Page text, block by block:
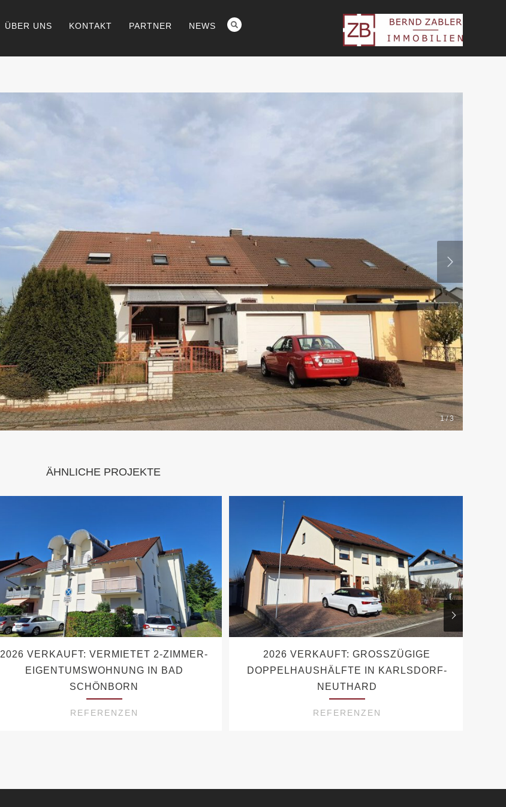
ÜBER UNS KONTAKT PARTNER NEWS
1 / 3
ÄHNLICHE PROJEKTE
2026 VERKAUFT: VERMIETET 2-ZIMMER-
EIGENTUMSWOHNUNG IN BAD
SCHÖNBORN
REFERENZEN
2026 VERKAUFT: GROSSZÜGIGE D
OPPELHAUSHÄLFTE IN KARLSDORF-N
EUTHARD
REFERENZEN